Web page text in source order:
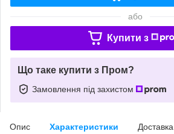
або
Купити з
Що таке купити з Пром?
Замовлення під захистом
Опис Характеристики Доставка